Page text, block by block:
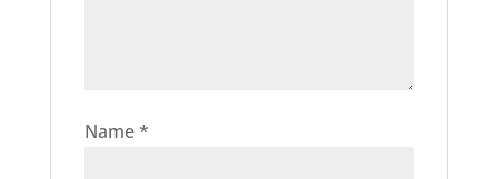
Name*